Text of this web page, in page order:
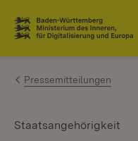
Zum Inhalt
Link zur Startseite
Pressemitteilungen
Staatsangehörigkeit